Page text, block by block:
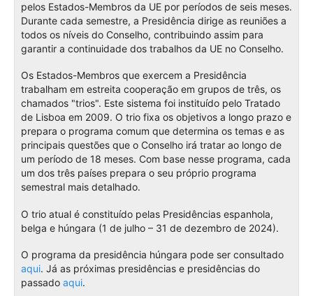
pelos Estados-Membros da UE por períodos de seis meses.
Durante cada semestre, a Presidência dirige as reuniões a
todos os níveis do Conselho, contribuindo assim para
garantir a continuidade dos trabalhos da UE no Conselho.
Os Estados-Membros que exercem a Presidência
trabalham em estreita cooperação em grupos de três, os
chamados "trios". Este sistema foi instituído pelo Tratado
de Lisboa em 2009. O trio fixa os objetivos a longo prazo e
prepara o programa comum que determina os temas e as
principais questões que o Conselho irá tratar ao longo de
um período de 18 meses. Com base nesse programa, cada
um dos três países prepara o seu próprio programa
semestral mais detalhado.
O trio atual é constituído pelas Presidências espanhola,
belga e húngara (1 de julho – 31 de dezembro de 2024).
O programa da presidência húngara pode ser consultado
aqui. Já as próximas presidências e presidências do
passado aqui.